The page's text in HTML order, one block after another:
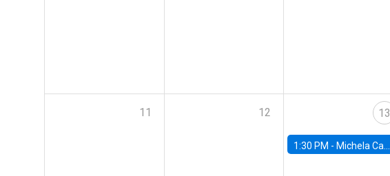
11 12 13
1:30 PM - Michela Carlana, Harvard Kennedy School